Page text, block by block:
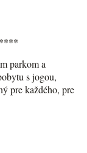
parkom a
s jogou,
pre každého, pre